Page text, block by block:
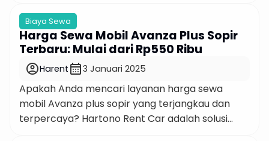
pilihan terbaik untuk Anda dengan paket harga
sewa mobil Xpander plus sopir yang dilengkapi
driver bersertifikat dan BBM. Nikmati perjalanan
tanpa repot dengan harga mulai dari Rp575 ribu
[…]
Biaya Sewa
Harga Sewa Mobil Avanza Plus Sopir
Terbaru: Mulai dari Rp550 Ribu
account_circleHarent calendar_month3 Januari 2025
Apakah Anda mencari layanan harga sewa
mobil Avanza plus sopir yang terjangkau dan
terpercaya? Hartono Rent Car adalah solusi